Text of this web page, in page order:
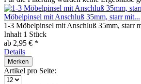
Möbelpinsel mit Anschluß 35mm, starr mit...
1-3 Möbelpinsel mit Anschluß 35mm, starr
Inhalt 1 Stück
ab 2,95 € *
Details
Merken
Artikel pro Seite: